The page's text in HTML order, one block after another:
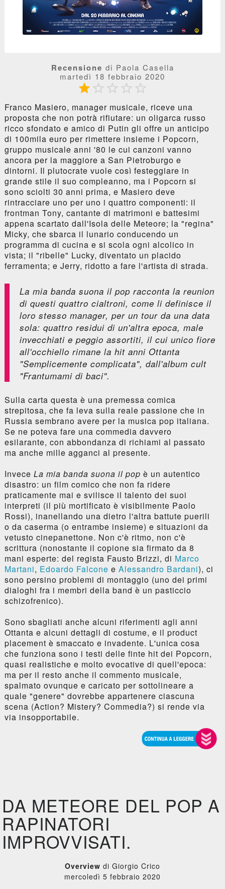
Recensione di Paola Casella
martedì 18 febbraio 2020
    
Franco Masiero, manager musicale, riceve una
proposta che non potrà rifiutare: un oligarca russo
ricco sfondato e amico di Putin gli offre un anticipo
di 100mila euro per rimettere insieme i Popcorn,
gruppo musicale anni '80 le cui canzoni vanno
ancora per la maggiore a San Pietroburgo e
dintorni. Il plutocrate vuole così festeggiare in
grande stile il suo compleanno, ma i Popcorn si
sono sciolti 30 anni prima, e Masiero deve
rintracciare uno per uno i quattro componenti: il
frontman Tony, cantante di matrimoni e battesimi
appena scartato dall'Isola delle Meteore; la "regina"
Micky, che sbarca il lunario conducendo un
programma di cucina e si scola ogni alcolico in
vista; il "ribelle" Lucky, diventato un placido
ferramenta; e Jerry, ridotto a fare l'artista di strada.
La mia banda suona il pop racconta la reunion
di questi quattro cialtroni, come li definisce il
loro stesso manager, per un tour da una data
sola: quattro residui di un'altra epoca, male
invecchiati e peggio assortiti, il cui unico fiore
all'occhiello rimane la hit anni Ottanta
"Semplicemente complicata", dall'album cult
"Frantumami di baci".
Sulla carta questa è una premessa comica
strepitosa, che fa leva sulla reale passione che in
Russia sembrano avere per la musica pop italiana.
Se ne poteva fare una commedia davvero
esilarante, con abbondanza di richiami al passato
ma anche mille agganci al presente.
Invece La mia banda suona il pop è un autentico
disastro: un film comico che non fa ridere
praticamente mai e svilisce il talento dei suoi
interpreti (il più mortificato è visibilmente Paolo
Rossi), inanellando una dietro l'altra battute puerili
o da caserma (o entrambe insieme) e situazioni da
vetusto cinepanettone. Non c'è ritmo, non c'è
scrittura (nonostante il copione sia firmato da 8
mani esperte: del regista Fausto Brizzi, di Marco
Martani, Edoardo Falcone e Alessandro Bardani), ci
sono persino problemi di montaggio (uno dei primi
dialoghi fra i membri della band è un pasticcio
schizofrenico).
Sono sbagliati anche alcuni riferimenti agli anni
Ottanta e alcuni dettagli di costume, e il product
placement è smaccato e invadente. L'unica cosa
che funziona sono i testi delle finte hit dei Popcorn,
quasi realistiche e molto evocative di quell'epoca:
ma per il resto anche il commento musicale,
spalmato ovunque e caricato per sottolineare a
quale "genere" dovrebbe appartenere ciascuna
scena (Action? Mistery? Commedia?) si rende via
via insopportabile.
DA METEORE DEL POP A
RAPINATORI
IMPROVVISATI.
Overview di Giorgio Crico
mercoledì 5 febbraio 2020